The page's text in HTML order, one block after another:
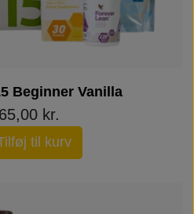
wellness
Beginner Vanilla
kr.
til kurv